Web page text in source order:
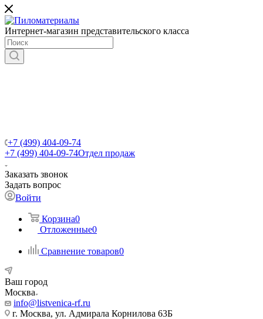
Интернет-магазин представительского класса
+7 (499) 404-09-74
+7 (499) 404-09-74Отдел продаж
Заказать звонок
Задать вопрос
Войти
Корзина0
Отложенные0
Сравнение товаров0
Ваш город
Москва
info@listvenica-rf.ru
г. Москва, ул. Адмирала Корнилова 63Б